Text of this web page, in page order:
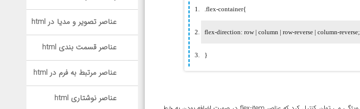
.flex-container{
flex-direction: row | column | row-reverse | column-reverse;
}
عناصر تصویر و مدیا در html
عناصر قسمت بندی html
عناصر مرتبط به فرم در html
عناصر نوشتاری html